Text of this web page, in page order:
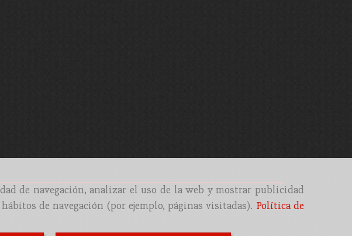
de navegación, analizar el uso de la web y mostrar publicidad
de navegación (por ejemplo, páginas visitadas). Política de